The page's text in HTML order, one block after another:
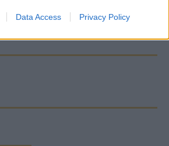
Data Access Privacy Policy